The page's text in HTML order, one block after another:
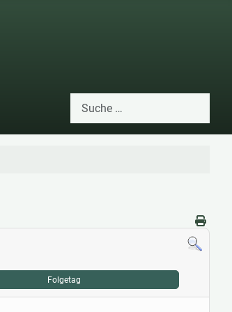
Suchen
Folgetag